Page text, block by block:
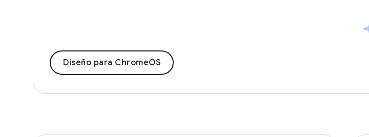
Diseño para ChromeOS